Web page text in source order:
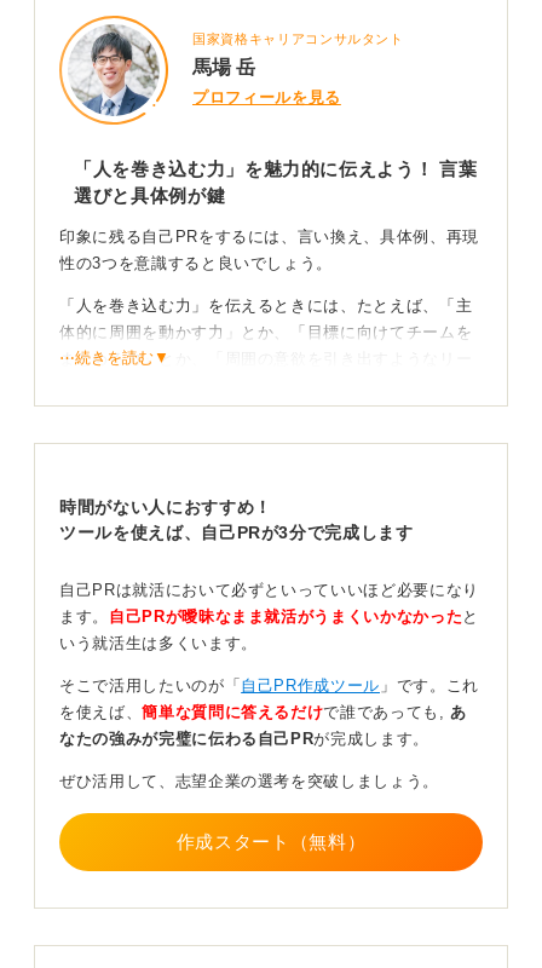
国家資格キャリアコンサルタント
馬場 岳
プロフィールを見る
「人を巻き込む力」を魅力的に伝えよう！ 言葉
選びと具体例が鍵
印象に残る自己PRをするには、言い換え、具体例、再現
性の3つを意識すると良いでしょう。
「人を巻き込む力」を伝えるときには、たとえば、「主
体的に周囲を動かす力」とか、「目標に向けてチームを
まとめる力」とか、「周囲の意欲を引き出すようなリー
す。
のです。周りの意欲を引き出すといった表現は、どのよ
うに人を巻き込むかが明確に伝わるので、そのあたりを
結論から話すPREP法！ 経験と言語化で再現性を示
そう
構成としては、まず「私はどんな力があります」といっ
た結論から伝えましょう。たとえば、周囲の意欲を引き
出すようなリーダーシップがありますと述べます。
そして、それに対する具体的なエピソードを話し、苦労
したことや意識したことを話します。この苦労したこと
や意識したことがちゃんと言語化できていれば、再現性
があるという風に見られやすいでしょう。ラッキーパン
⋯続きを読む▼
時間がない人におすすめ！
ツールを使えば、自己PRが3分で完成します
自己PRは就活において必ずといっていいほど必要になり
ます。 自己PRが曖昧なまま就活がうまくいかなかった と
いう就活生は多くいます。
そこで活用したいのが「 自己PR作成ツール 」です。これ
を使えば、簡単な質問に答えるだけで誰であっても, あ
なたの強みが完璧に伝わる自己PRが完成します。
ぜひ活用して、志望企業の選考を突破しましょう。
作成スタート（無料）